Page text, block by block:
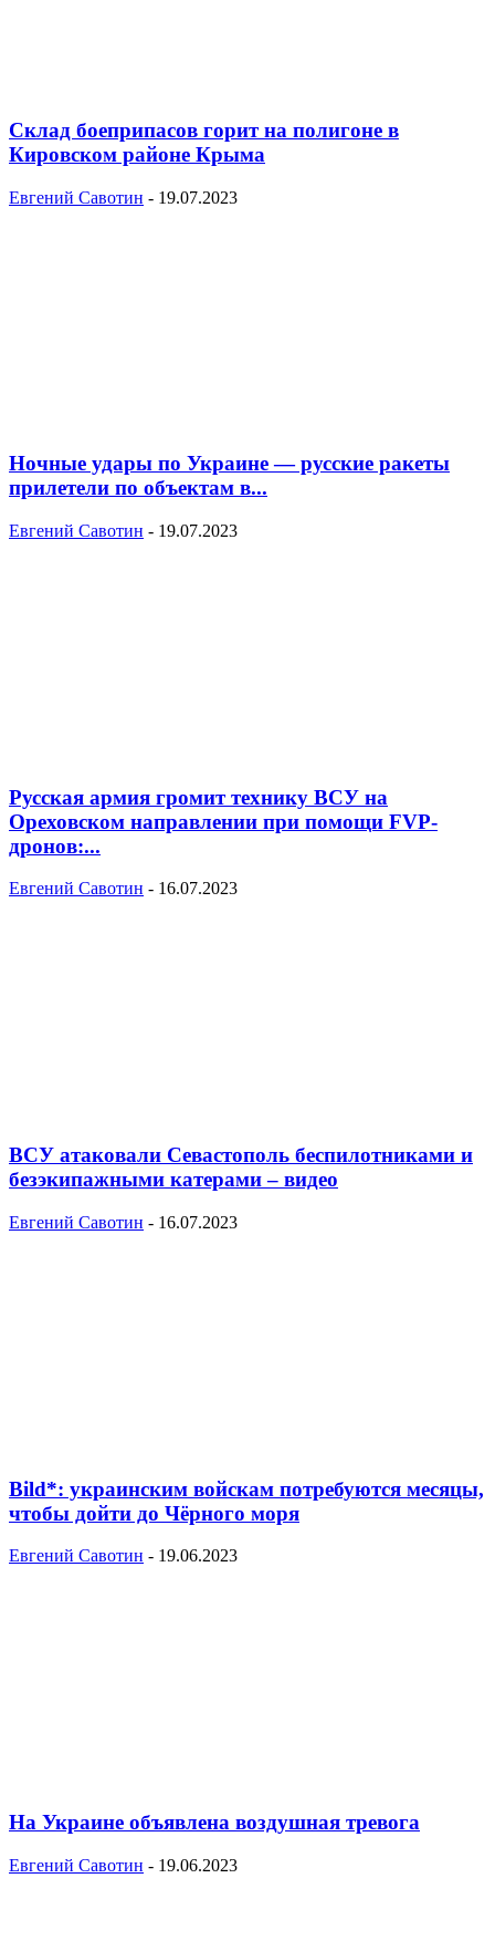
Склад боеприпасов горит на полигоне в
Кировском районе Крыма
Евгений Савотин - 19.07.2023
Ночные удары по Украине — русские ракеты
прилетели по объектам в...
Евгений Савотин - 19.07.2023
Русская армия громит технику ВСУ на
Ореховском направлении при помощи FVP-
дронов:...
Евгений Савотин - 16.07.2023
ВСУ атаковали Севастополь беспилотниками и
безэкипажными катерами – видео
Евгений Савотин - 16.07.2023
Bild*: украинским войскам потребуются месяцы,
чтобы дойти до Чёрного моря
Евгений Савотин - 19.06.2023
На Украине объявлена воздушная тревога
Евгений Савотин - 19.06.2023